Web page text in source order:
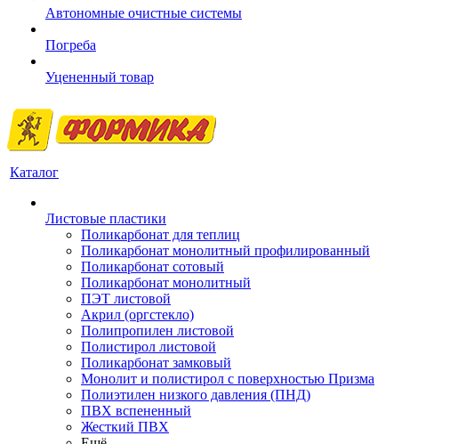
Автономные очистные системы
Погреба
Уцененный товар
Каталог
Листовые пластики
Поликарбонат для теплиц
Поликарбонат монолитный профилированный
Поликарбонат сотовый
Поликарбонат монолитный
ПЭТ листовой
Акрил (оргстекло)
Полипропилен листовой
Полистирол листовой
Поликарбонат замковый
Монолит и полистирол с поверхностью Призма
Полиэтилен низкого давления (ПНД)
ПВХ вспененный
Жесткий ПВХ